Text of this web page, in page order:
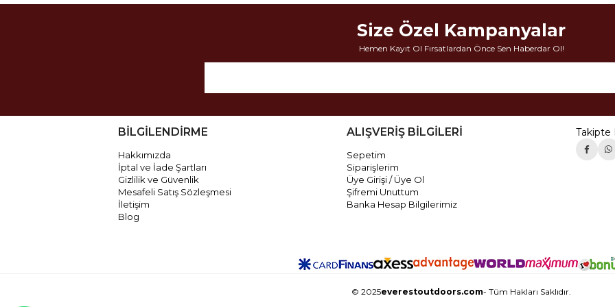
Size Özel Kampanyalar
Hemen Kayıt Ol Fırsatlardan Önce Sen Haberdar Ol!
BİLGİLENDİRME
Hakkımızda
İptal ve İade Şartları
Gizlilik ve Güvenlik
Mesafeli Satış Sözleşmesi
İletişim
Blog
ALIŞVERİŞ BİLGİLERİ
Sepetim
Siparişlerim
Üye Girişi / Üye Ol
Şifremi Unuttum
Banka Hesap Bilgilerimiz
Takipte
© 2025everestoutdoors.com- Tüm Hakları Saklıdır.